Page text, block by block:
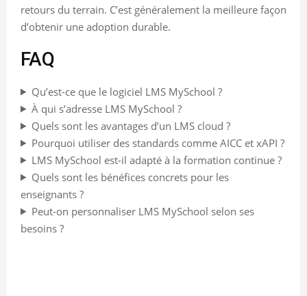
retours du terrain. C’est généralement la meilleure façon
d’obtenir une adoption durable.
FAQ
Qu’est-ce que le logiciel LMS MySchool ?
À qui s’adresse LMS MySchool ?
Quels sont les avantages d’un LMS cloud ?
Pourquoi utiliser des standards comme AICC et xAPI ?
LMS MySchool est-il adapté à la formation continue ?
Quels sont les bénéfices concrets pour les
enseignants ?
Peut-on personnaliser LMS MySchool selon ses
besoins ?